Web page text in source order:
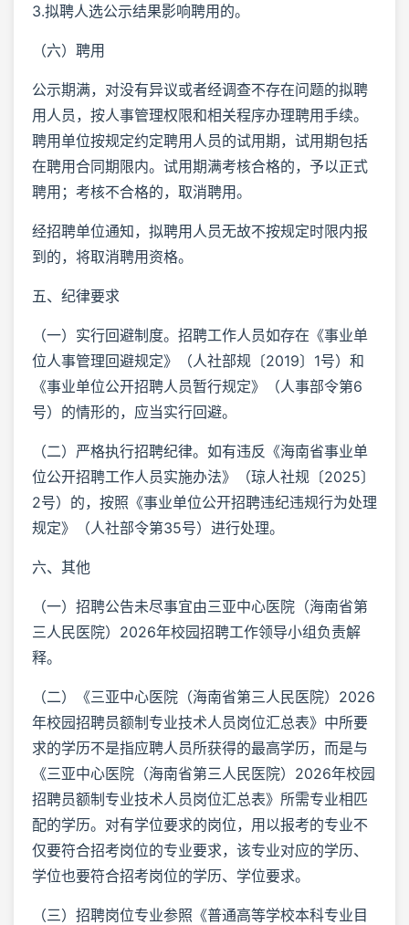
3.拟聘人选公示结果影响聘用的。
（六）聘用
公示期满，对没有异议或者经调查不存在问题的拟聘
用人员，按人事管理权限和相关程序办理聘用手续。
聘用单位按规定约定聘用人员的试用期，试用期包括
在聘用合同期限内。试用期满考核合格的，予以正式
聘用；考核不合格的，取消聘用。
经招聘单位通知，拟聘用人员无故不按规定时限内报
到的，将取消聘用资格。
五、纪律要求
（一）实行回避制度。招聘工作人员如存在《事业单
位人事管理回避规定》（人社部规〔2019〕1号）和
《事业单位公开招聘人员暂行规定》（人事部令第6
号）的情形的，应当实行回避。
（二）严格执行招聘纪律。如有违反《海南省事业单
位公开招聘工作人员实施办法》（琼人社规〔2025〕
2号）的，按照《事业单位公开招聘违纪违规行为处理
规定》（人社部令第35号）进行处理。
六、其他
（一）招聘公告未尽事宜由三亚中心医院（海南省第
三人民医院）2026年校园招聘工作领导小组负责解
释。
（二）《三亚中心医院（海南省第三人民医院）2026
年校园招聘员额制专业技术人员岗位汇总表》中所要
求的学历不是指应聘人员所获得的最高学历，而是与
《三亚中心医院（海南省第三人民医院）2026年校园
招聘员额制专业技术人员岗位汇总表》所需专业相匹
配的学历。对有学位要求的岗位，用以报考的专业不
仅要符合招考岗位的专业要求，该专业对应的学历、
学位也要符合招考岗位的学历、学位要求。
（三）招聘岗位专业参照《普通高等学校本科专业目